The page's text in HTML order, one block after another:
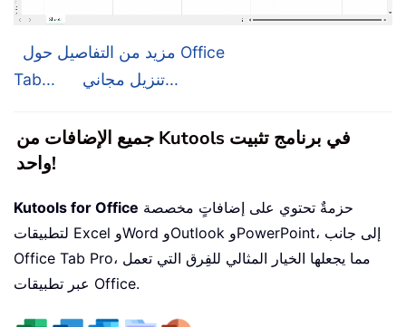
مزيد من التفاصيل حول Office
Tab...
تنزيل مجاني...
جميع الإضافات من Kutools في برنامج تثبيت
واحد!
Kutools for Office
لتطبيقات Excel وWord وOutlook وPowerPoint، إلى جانب
Office Tab Pro، مما يجعلها الخيار المثالي للفِرق التي تعمل
عبر تطبيقات Office.